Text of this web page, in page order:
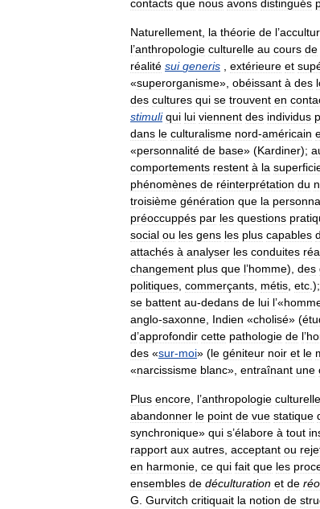
contacts que nous avons distingués
Naturellement la théorie de l’
l’anthropologie culturelle au cours de
réalité sui generis extérieure et
«superorganisme», obéissant à des
des cultures qui se trouvent en
stimuli qui lui viennent des individus
dans le culturalisme nord-américain
«personnalité de base» (Kardiner);
comportements restent à la
phénomènes de réinterprétation du
troisième génération que la
préoccuppés par les questions
social ou les gens les plus capables d
attachés à analyser les conduites
changement plus que l’homme), des
politiques commerçants métis etc .);
se battent au-dedans de lui l’«
anglo-saxonne Indien «cholisé» (
d’approfondir cette pathologie de l’
des «sur-moi» (le géniteur noir et le
«narcissisme blanc», entraînant une
Plus encore l’anthropologie culturelle
abandonner le point de vue statique
synchronique» qui s’élabore à tout
rapport aux autres acceptant ou
en harmonie ce qui fait que les
ensembles de déculturation et de
G Gurvitch critiquait la notion de